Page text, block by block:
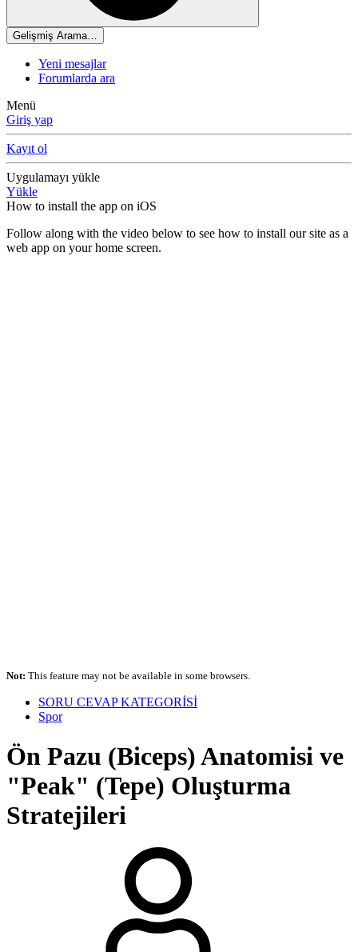
Gelişmiş Arama…
Yeni mesajlar
Forumlarda ara
Menü
Giriş yap
Kayıt ol
Uygulamayı yükle
Yükle
How to install the app on iOS
Follow along with the video below to see how to install our site as a
web app on your home screen.
Not: This feature may not be available in some browsers.
SORU CEVAP KATEGORİSİ
Spor
Ön Pazu (Biceps) Anatomisi ve
"Peak" (Tepe) Oluşturma
Stratejileri